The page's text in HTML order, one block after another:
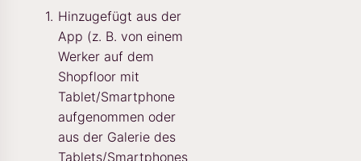
Hinzugefügt aus der
App (z. B. von einem
Werker auf dem
Shopfloor mit
Tablet/Smartphone
aufgenommen oder
aus der Galerie des
Tablets/Smartphones